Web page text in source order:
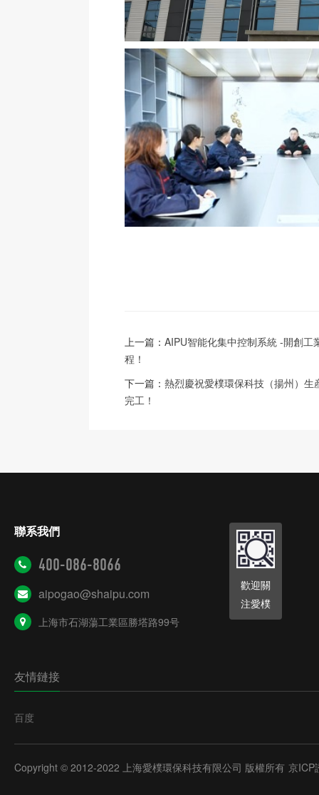
上一篇： AIPU智能化集中控制系統 -開創工
程！
下一篇： 熱烈慶祝愛樸環保科技（揚州）生
完工！
聯系我們
400-086-8066
aipogao@shaipu.com
上海市石湖蕩工業區勝塔路99号
歡迎關
注愛樸
友情鏈接
百度
Copyright © 2012-2022 上海愛樸環保科技有限公司 版權所有 京ICP